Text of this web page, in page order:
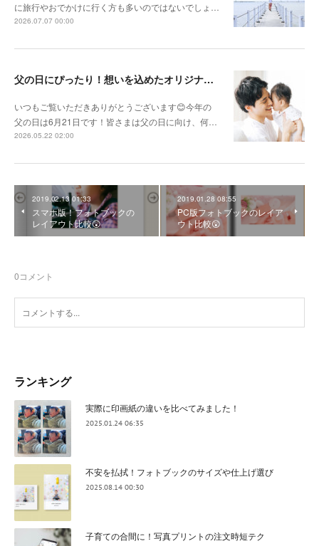
に旅行やおでかけに行く方も多いのではないでしょ…
2026.07.07 00:00
父の日にぴったり！想いを込めたオリジナルギフトを贈ろう🎁
いつもご覧いただきありがとうございます😊今年の
父の日は6月21日です！皆さまは父の日に向け、何…
2026.05.22 02:00
2019.02.13 01:33
スマホ版！フォトブックの
レイアウト比較😲
2019.01.28 08:55
PC版フォトブックのレイア
ウト比較😲
0コメント
ランキング
実際に印画紙の違いを比べてみました！
2025.01.24 06:35
不安を払拭！フォトブックのサイズや仕上げ選び
2025.08.14 00:30
子育ての合間に！写真プリントの注文時短テク